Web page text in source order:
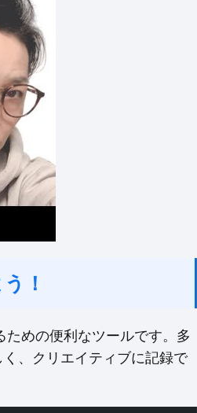
！
めの便利なツールです。多
、クリエイティブに記録で